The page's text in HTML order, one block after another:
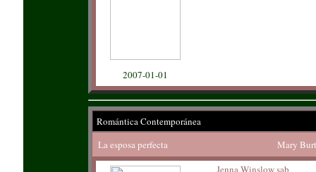
2007-01-01
Romántica Contemporánea
La esposa perfecta
Mary
Jenna Winslow sab